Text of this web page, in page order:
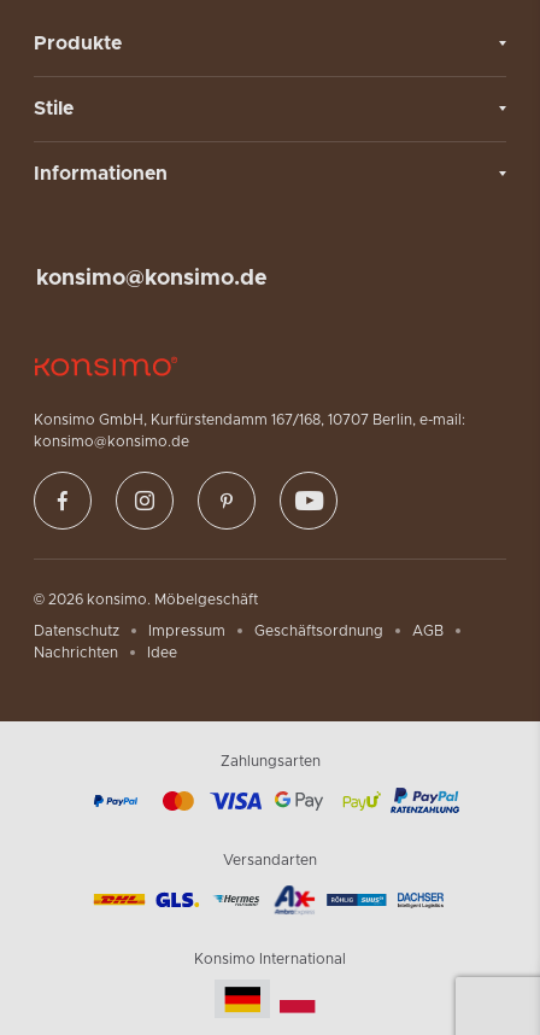
Produkte
Stile
Informationen
Konsimo GmbH, Kurfürstendamm 167/168, 10707 Berlin, e-mail:
konsimo@konsimo.de
konsimo@konsimo.de
© 2026 konsimo. Möbelgeschäft
Datenschutz Impressum Geschäftsordnung
AGB
Nachrichten
Idee
Zahlungsarten
Versandarten
Konsimo International